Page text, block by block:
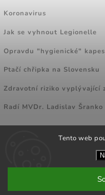
Tento web
Koronavirus
Jak se vyhnout Legionelle
Opravdu "hygienické"
Ptačí chřipka na Slovensku
Zdravotní riziko vyplývající
Radí MVDr. Ladislav Šranko
Copyright 2026POLYMPT